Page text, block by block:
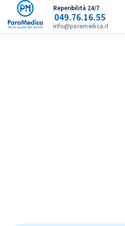
Reperibilità 24/7
049.76.16.55
info@paramedica.it